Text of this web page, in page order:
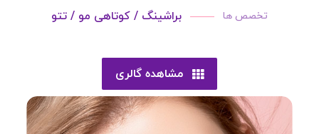
تخصص ها براشینگ / کوتاهی مو / تتو
مشاهده گالری